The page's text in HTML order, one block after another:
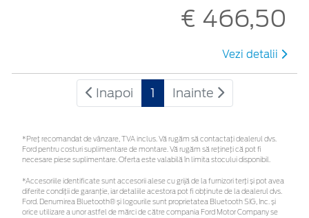
€ 466,50
Vezi detalii
Inapoi 1 Inainte
*Preţ recomandat de vânzare, TVA inclus. Vă rugăm să contactaţi dealerul dvs.
Ford pentru costuri suplimentare de montare. Vă rugăm să rețineți că pot fi
necesare piese suplimentare. Oferta este valabilă în limita stocului disponibil.
*Accesoriile identificate sunt accesorii alese cu grijă de la furnizori terți și pot avea
diferite condiții de garanție, iar detaliile acestora pot fi obținute de la dealerul dvs.
Ford. Denumirea Bluetooth® și logourile sunt proprietatea Bluetooth SIG, Inc. și
orice utilizare a unor astfel de mărci de către compania Ford Motor Company se